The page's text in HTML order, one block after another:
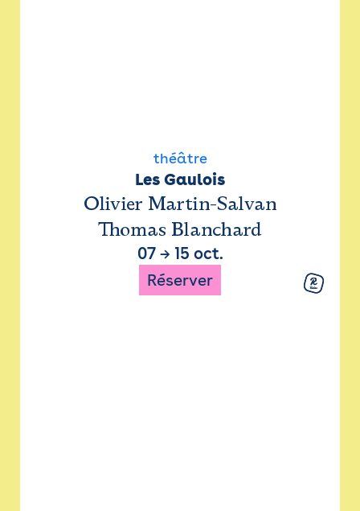
théâtre
Les Gaulois
Olivier Martin-Salvan
Thomas Blanchard
07→ 15 oct.
Réserver